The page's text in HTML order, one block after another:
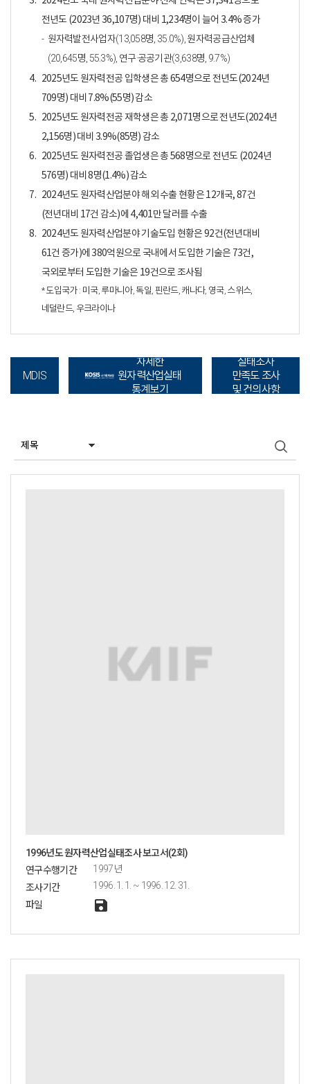
전년도 (2023년 36,107명) 대비 1,234명이 늘어 3.4% 증가
원자력발전사업자(13,058명, 35.0%), 원자력공급산업체
(20,645명, 55.3%), 연구·공공기관(3,638명, 9.7%)
4. 2025년도 원자력전공 입학생은 총 654명으로 전년도(2024년
709명) 대비 7.8%(55명) 감소
5. 2025년도 원자력전공 재학생은 총 2,071명으로 전년도(2024년
2,156명) 대비 3.9%(85명) 감소
6. 2025년도 원자력전공 졸업생은 총 568명으로 전년도 (2024년
576명) 대비 8명(1.4%) 감소
7. 2024년도 원자력산업분야 해외 수출 현황은 12개국, 87건
(전년대비 17건 감소)에 4,401만 달러를 수출
8. 2024년도 원자력산업분야 기술도입 현황은 92건(전년대비
61건 증가)에 380억원으로 국내에서 도입한 기술은 73건,
국외로부터 도입한 기술은 19건으로 조사됨
* 도입국가 : 미국, 루마니아, 독일, 핀란드, 캐나다, 영국, 스위스,
네덜란드, 우크라이나
MDIS
자세한
원자력산업실태
통계보기
실태조사
만족도 조사
및 건의사항
1996년도 원자력산업실태조사 보고서(2회)
연구수행기간
1997년
조사기간
1996. 1. 1. ~ 1996. 12. 31.
파일
save